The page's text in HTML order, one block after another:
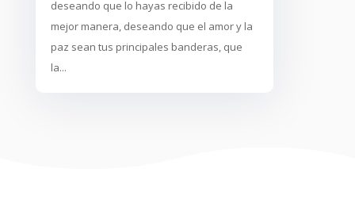
deseando que lo hayas recibido de la
mejor manera, deseando que el amor y la
paz sean tus principales banderas, que
la...